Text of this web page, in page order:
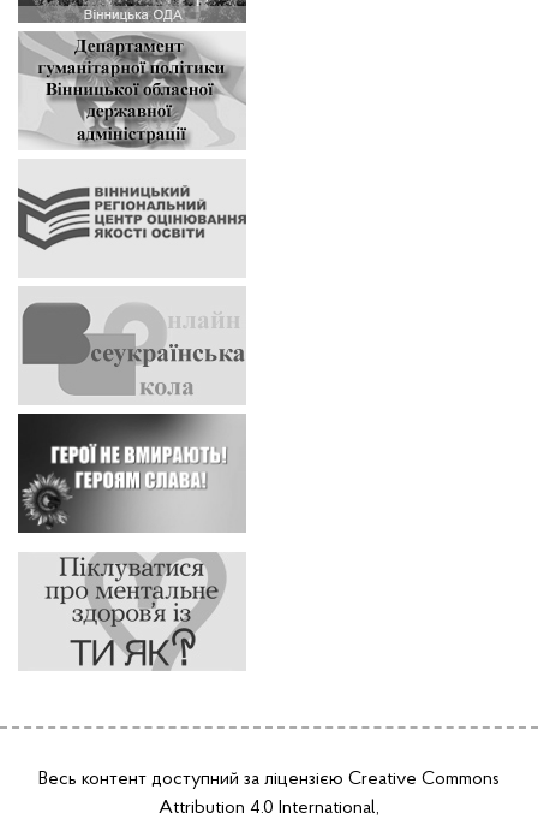
Весь контент доступний за ліцензією Creative Commons
Attribution 4.0 International,